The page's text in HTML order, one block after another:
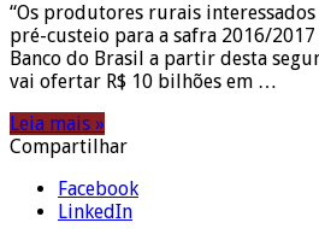
“Os produtores rurais
pré-custeio para a safra 2016/
Banco do Brasil a partir desta
vai ofertar R$ 10 bilhões em …
Leia mais »
Compartilhar
Facebook
LinkedIn